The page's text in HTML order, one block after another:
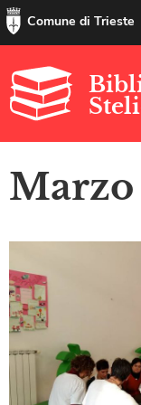
Comune di Trieste
Marzo